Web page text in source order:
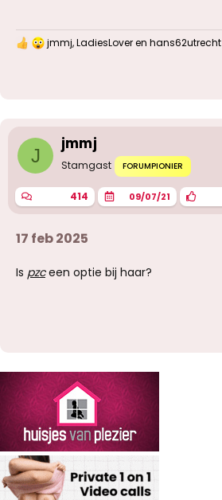
W
n
g
n
:
jmmj,LadiesLoveren hans62utrecht
J
jmmj
Stamgast FORUMPIONIER
414 09/07/21
17 feb 2025
Is pzceen optie bij haar?